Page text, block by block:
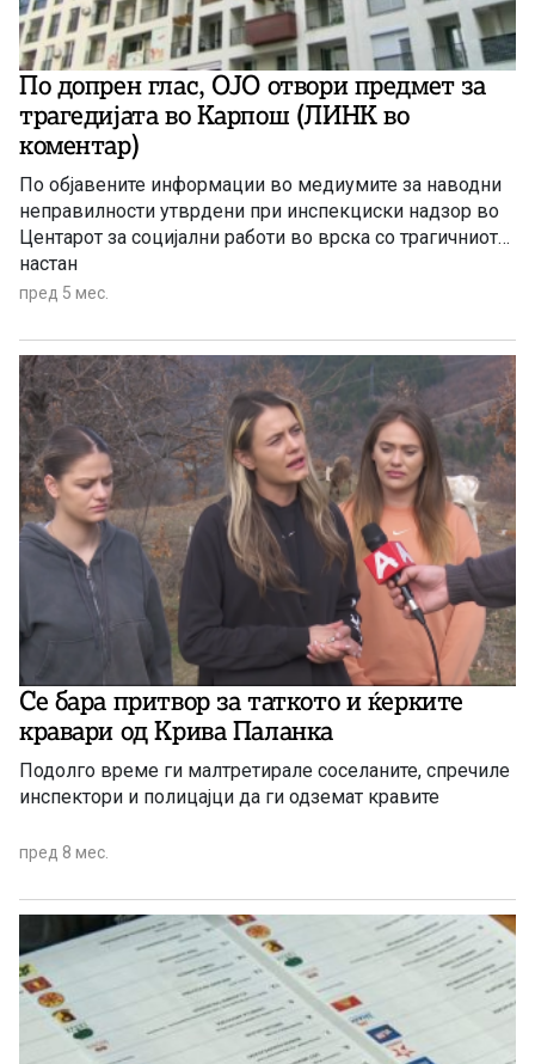
По допрен глас, ОЈО отвори предмет за
трагедијата во Карпош (ЛИНК во
коментар)
По објавените информации во медиумите за наводни
неправилности утврдени при инспекциски надзор во
Центарот за социјални работи во врска со трагичниот
настан
пред 5 мес.
Се бара притвор за таткото и ќерките
кравари од Крива Паланка
Подолго време ги малтретирале соселаните, спречиле
инспектори и полицајци да ги одземат кравите
пред 8 мес.